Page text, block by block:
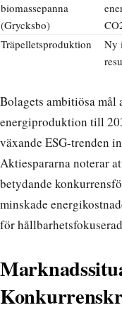
biomassepanna
(Grycksbo)
Träpelletsproduktion
Ny
Bolagets ambitiösa
energiproduktion till
växande ESG-trenden
Aktiespararna noterar
betydande
minskade
för